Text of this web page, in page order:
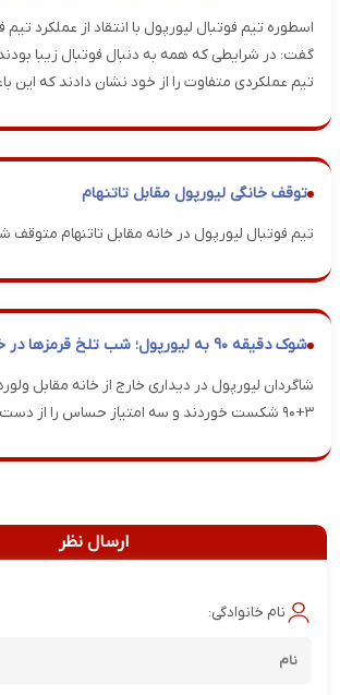
اسطوره تیم فوتبال لیورپول با انتقاد از عملکرد تیم
گفت: در شرایطی که همه به دنبال فوتبال زیبا بودند
تیم عملکردی متفاوت را از خود نشان دادند که
توقف خانگی لیورپول مقابل تاتنهام
تیم فوتبال لیورپول در خانه مقابل تاتنهام متوقف
شوک دقیقه ۹۰ به لیورپول؛ شب تلخ قرمزها در خانه گرگ‌ها
شاگردان لیورپول در دیداری خارج از خانه مقابل
۳+۹۰ شکست خوردند و سه امتیاز حساس را از دست دادند.
ارسال نظر
نام خانوادگی: